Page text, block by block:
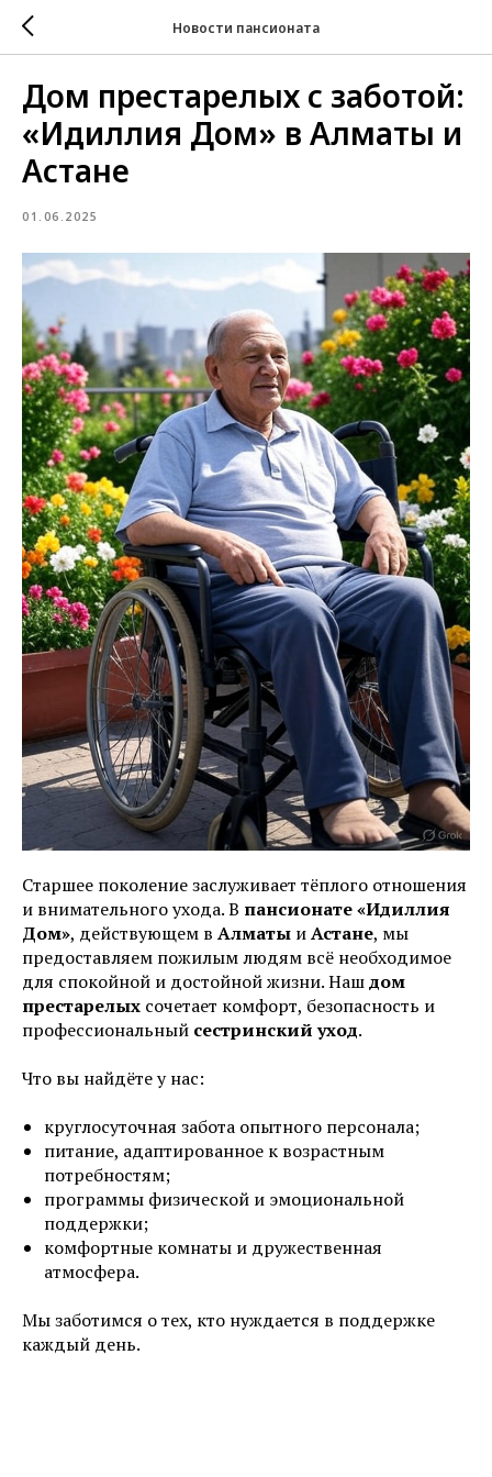
Новости пансионата
Дом престарелых с заботой:
«Идиллия Дом» в Алматы и
Астане
01.06.2025
Старшее поколение заслуживает тёплого отношения
и внимательного ухода. В пансионате «Идиллия
Дом», действующем в Алматы иАстане, мы
предоставляем пожилым людям всё необходимое
для спокойной и достойной жизни. Нашдом
престарелых сочетает комфорт, безопасность и
профессиональный сестринский уход.
Что вы найдёте у нас:
круглосуточная забота опытного персонала;
питание, адаптированное к возрастным
потребностям;
программы физической и эмоциональной
поддержки;
комфортные комнаты и дружественная
атмосфера.
Мы заботимся о тех, кто нуждается в поддержке
каждый день.